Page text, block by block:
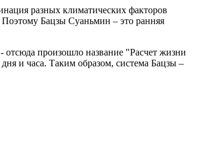
разных климатических факторов
Поэтому Бацзы Суаньмин – это ранняя
произошло название "Расчет жизни
и часа. Таким образом, система Бацзы –